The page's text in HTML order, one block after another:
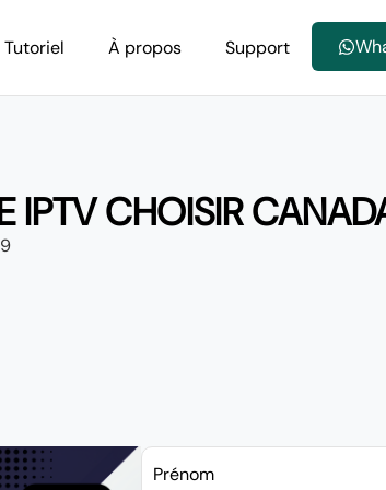
Tutoriel À propos Support
IPTV CHOISIR
Prénom